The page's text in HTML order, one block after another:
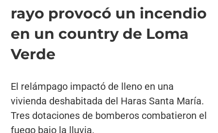
rayo provocó un incendio
en un country de Loma
Verde
El relámpago impactó de lleno en una
vivienda deshabitada del Haras Santa María.
Tres dotaciones de bomberos combatieron el
fuego bajo la lluvia.